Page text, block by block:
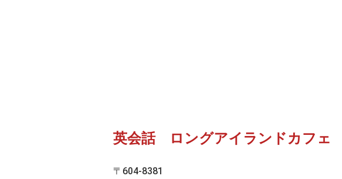
英会話 ロングアイランドカフェ
〒604-8381